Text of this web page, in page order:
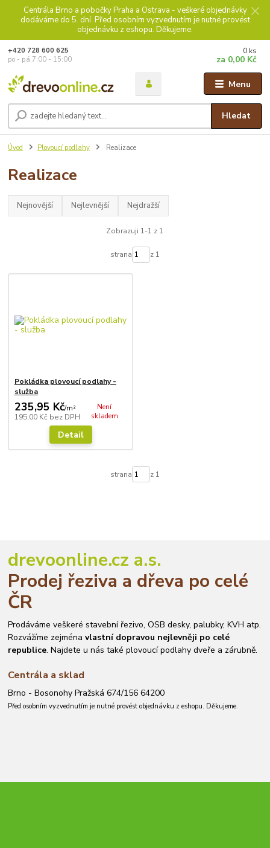
Centrála Brno a pobočky Praha a Ostrava - veškeré objednávky
dodáváme do 5. dní. Před osobním vyzvednutím je nutné provést
objednávku z eshopu. Děkujeme.
Menu
Hledat
+420 728 600 625
po - pá 7:00 - 15:00
0 ks
za 0,00 Kč
Úvod Plovoucí podlahy Realizace
Realizace
Nejnovější Nejlevnější Nejdražší
Zobrazuji 1-1 z 1
strana z 1
Pokládka plovoucí podlahy -
služba
235,95 Kč/m²
195,00 Kč bez DPH
Není
skladem
Detail
strana z 1
drevoonline.cz a.s.
Prodej řeziva a dřeva po celé
ČR
Prodáváme veškeré stavební řezivo, OSB desky, palubky, KVH atp.
Rozvážíme zejménavlastní dopravou nejlevněji po celé
republice. Najdete u nás také plovoucí podlahy dveře a zárubně.
Centrála a sklad
Brno - Bosonohy Pražská 674/156 64200
Před osobním vyzvednutím je nutné provést objednávku z eshopu. Děkujeme.